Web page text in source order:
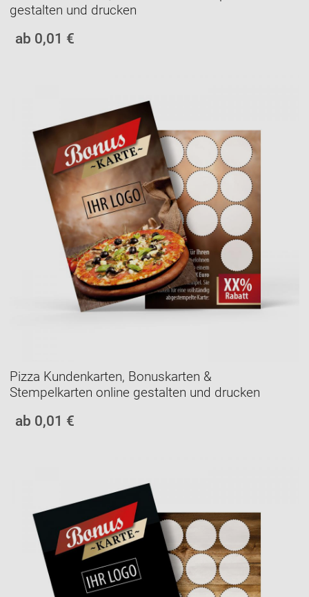
gestalten und drucken
ab 0,01 €
Pizza Kundenkarten, Bonuskarten &
Stempelkarten online gestalten und drucken
ab 0,01 €